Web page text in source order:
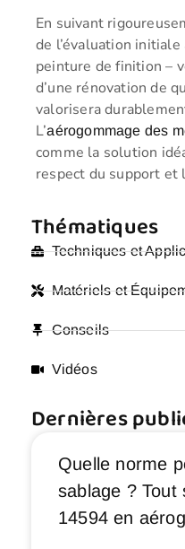
En suivant
de l’évaluation initiale
peinture de finition –
d’une rénovation de
valorisera
L’aérogommage des
comme la solution
respect du support
Thématiques
Techniques et
Matériels et
Conseils
Vidéos
Dernières
Quelle norme
sablage ? Tout
14594 en